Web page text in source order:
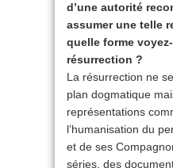
d’une autorité
assumer une telle
quelle forme
résurrection ?
La résurrection ne
plan dogmatique
représentations
l’humanisation du
et de ses
séries, des